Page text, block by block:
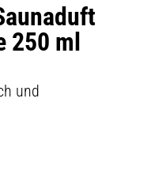
250 ml
und